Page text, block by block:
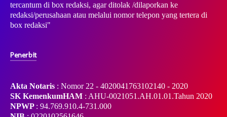
tercantum di box redaksi, agar ditolak /dilaporkan ke
redaksi/perusahaan atau melalui nomor telepon yang tertera di
box redaksi"
Penerbit
Akta Notaris : Nomor 22 - 4020041763102140 - 2020
SK KemenkumHAM : AHU-0021051.AH.01.01.Tahun 2020
NPWP : 94.769.910.4-731.000